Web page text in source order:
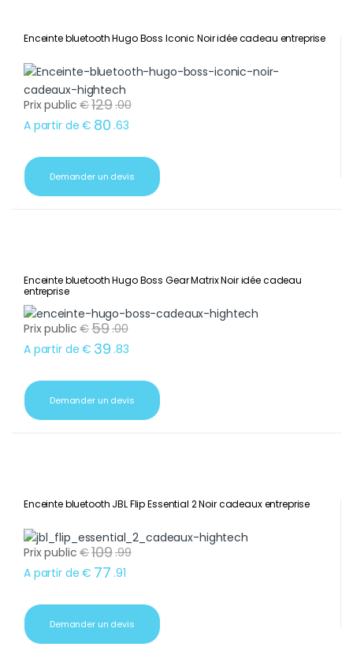
Enceinte bluetooth Hugo Boss Iconic Noir idée cadeau entreprise
Prix public €129.00
A partir de € 80 .63
Demander un devis
Enceinte bluetooth Hugo Boss Gear Matrix Noir idée cadeau
entreprise
Prix public €59.00
A partir de € 39 .83
Demander un devis
Enceinte bluetooth JBL Flip Essential 2 Noir cadeaux entreprise
Prix public €109.99
A partir de € 77 .91
Demander un devis